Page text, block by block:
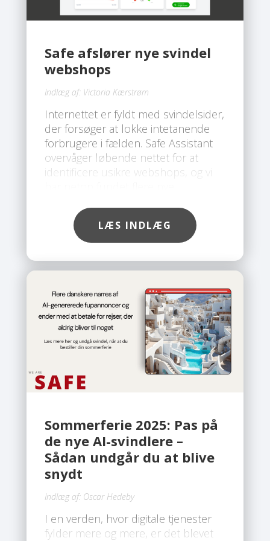
Safe afslører nye svindel
webshops
Indlæg af: Victoria Kærstrøm
Internettet er fyldt med svindelsider,
der forsøger at lokke intetanende
forbrugere i fælden. Safe Assistant
overvåger løbende nettet for at
identificere usikre webshops, og vi
LÆS INDLÆG
Sommerferie 2025: Pas på
de nye AI-svindlere –
Sådan undgår du at blive
snydt
Indlæg af: Oscar Hedeby
I en verden, hvor digitale tjenester
fylder mere og mere, er det blevet